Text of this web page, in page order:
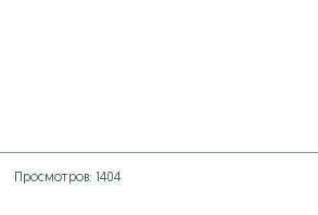
Просмотров: 1404